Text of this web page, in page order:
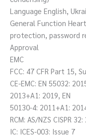
Language English,
General Function
protection, password
Approval
EMC
FCC: 47 CFR Part 15,
CE-EMC: EN 55032:
2013+A1: 2019, EN
50130-4: 2011+A1:
RCM: AS/NZS CISPR
IC: ICES-003: Issue 7